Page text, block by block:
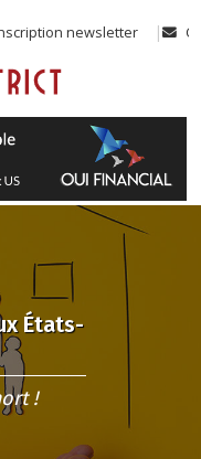
newsletter
États-
!